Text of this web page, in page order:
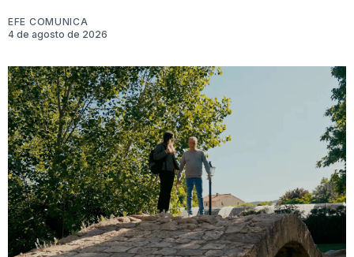
EFE COMUNICA
4 de agosto de 2026